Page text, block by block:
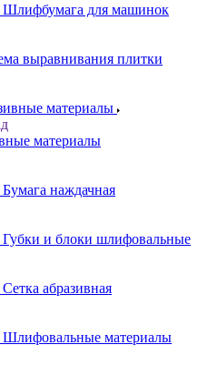
Шлифбумага для машинок
выравнивания плитки
материалы
материалы
Бумага наждачная
Губки и блоки шлифовальные
Сетка абразивная
Шлифовальные материалы